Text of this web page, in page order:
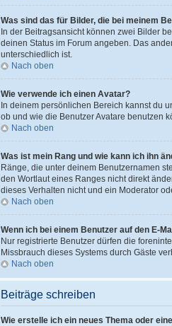
Was sind das für Bilder, die bei meinem
In der Beitragsansicht können zwei Bilder
deinen Status im Forum angeben. Das
unterschiedlich ist.
Nach oben
Wie verwende ich einen Avatar?
In deinem persönlichen Bereich kannst du
ob und wie die Benutzer Avatare benutzen
Nach oben
Was ist mein Rang und wie kann ich ihn
Ränge, die unter deinem Benutzernamen
den Wortlaut eines Ranges nicht direkt
dieses Verhalten nicht und ein Moderator
Nach oben
Wenn ich bei einem Benutzer auf den E-
Nur registrierte Benutzer dürfen die
Missbrauch dieses Systems durch Gäste
Nach oben
Beiträge schreiben
Wie erstelle ich ein neues Thema oder